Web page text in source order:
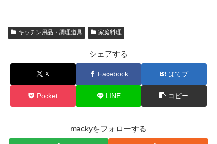
キッチン用品・調理道具 家庭料理
シェアする
X Facebook はてブ
Pocket LINE コピー
mackyをフォローする